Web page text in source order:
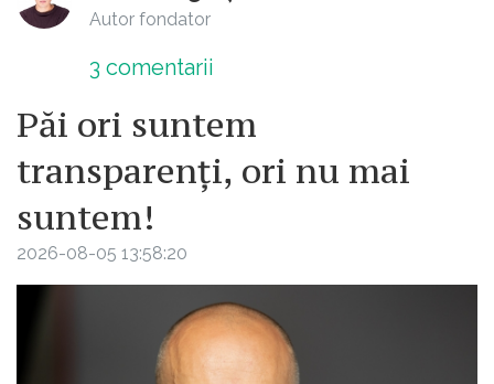
Autor fondator
3 comentarii
Păi ori suntem
transparenți, ori nu mai
suntem!
2026-08-05 13:58:20